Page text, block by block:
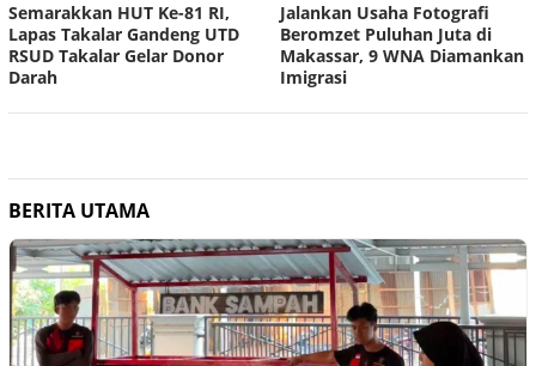
Semarakkan HUT Ke-81 RI,
Lapas Takalar Gandeng UTD
RSUD Takalar Gelar Donor
Darah
Jalankan Usaha Fotografi
Beromzet Puluhan Juta di
Makassar, 9 WNA Diamankan
Imigrasi
BERITA UTAMA